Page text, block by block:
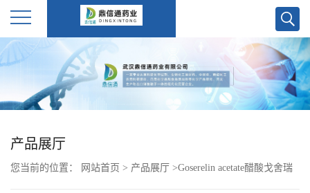
公
产品展厅
您当前的位置： 网站首页 > 产品展厅 >Goserelin acetate醋酸戈舍瑞